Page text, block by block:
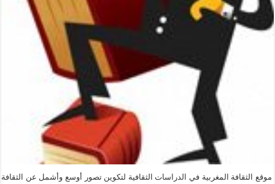
موقع الثقافة المغربية في الدراسات الثقافية لتكوين تصور أوسع وأشمل عن الثقافة